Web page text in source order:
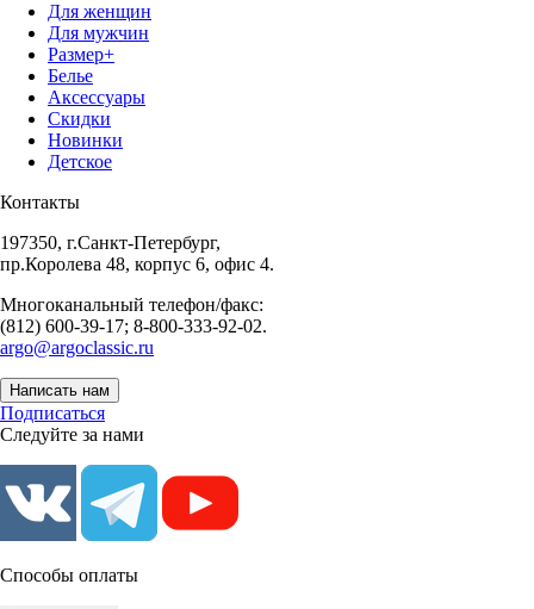
Для женщин
Для мужчин
Размер+
Белье
Аксессуары
Скидки
Новинки
Детское
Контакты
197350, г.Санкт-Петербург,
пр.Королева 48, корпус 6, офис 4.
Многоканальный телефон/факс:
(812) 600-39-17; 8-800-333-92-02.
argo@argoclassic.ru
Написать нам
Подписаться
Следуйте за нами
Способы оплаты